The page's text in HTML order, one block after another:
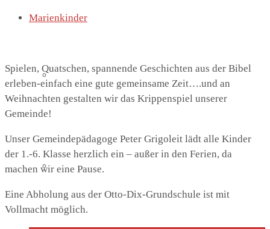
Lutherhaus
Partnergemeinde
Marienkinder
Spielen, Quatschen, spannende Geschichten aus der Bibel
erleben-einfach eine gute gemeinsame Zeit….und an
Weihnachten gestalten wir das Krippenspiel unserer
Gemeinde!
Unser Gemeindepädagoge Peter Grigoleit lädt alle Kinder
der 1.-6. Klasse herzlich ein – außer in den Ferien, da
machen wir eine Pause.
Eine Abholung aus der Otto-Dix-Grundschule ist mit
Vollmacht möglich.